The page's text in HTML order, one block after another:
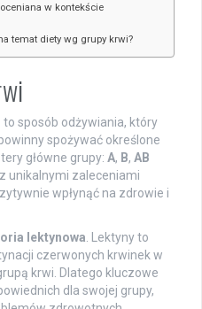
w kontekście
temat diety wg grupy krwi?
to sposób odżywiania, który
spożywać określone
główne grupy: A, B, AB
z unikalnymi zaleceniami
wpłynąć na zdrowie i
lektynowa . Lektyny to
czerwonych krwinek w
krwi. Dlatego kluczowe
dla swojej grupy,